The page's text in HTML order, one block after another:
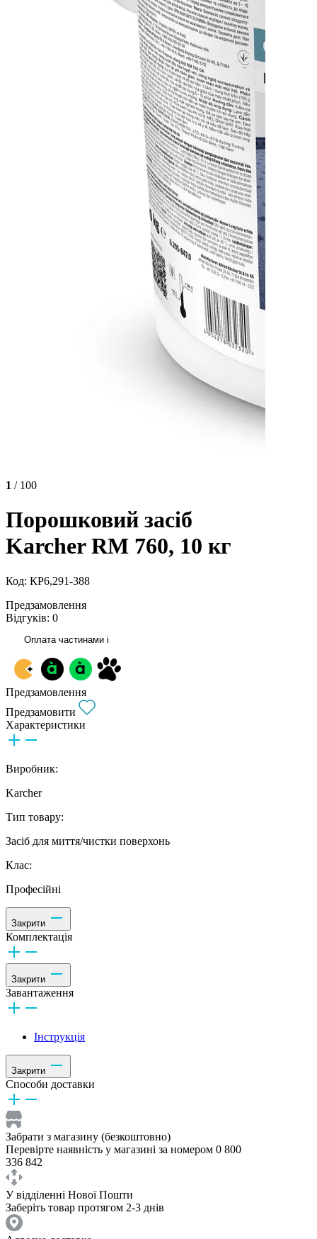
1 / 100
Порошковий засіб
Karcher RM 760, 10 кг
Код: КР6,291-388
Предзамовлення
Відгуків: 0
Оплата частинами i
Предзамовлення
Предзамовити
Характеристики
Виробник:
Karcher
Тип товару:
Засіб для миття/чистки поверхонь
Клас:
Професійні
Закрити
Комплектація
Закрити
Завантаження
Інструкція
Закрити
Способи доставки
Забрати з магазину (безкоштовно)
Перевірте наявність у магазині за номером 0 800
336 842
У відділенні Нової Пошти
Заберіть товар протягом 2-3 днів